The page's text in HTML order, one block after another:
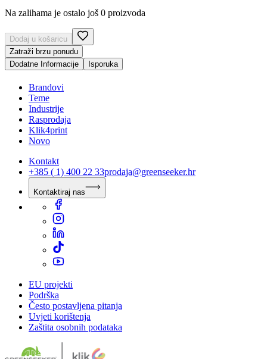
Na zalihama je ostalo još 0 proizvoda
Dodaj u košaricu
Zatraži brzu ponudu
Dodatne Informacije
Isporuka
Brandovi
Teme
Industrije
Rasprodaja
Klik4print
Novo
Kontakt
+385 ( 1) 400 22 33prodaja@greenseeker.hr
Kontaktiraj nas
EU projekti
Podrška
Često postavljena pitanja
Uvjeti korištenja
Zaštita osobnih podataka